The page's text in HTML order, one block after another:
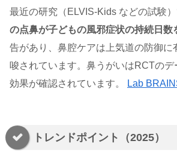
最近の研究（ELVIS-Kids などの試験）
の点鼻が子どもの風邪症状の持続日数
告があり、鼻腔ケアは上気道の防御に
唆されています。鼻うがいはRCTの
効果が確認されています。
Lab
トレンドポイント（2025）